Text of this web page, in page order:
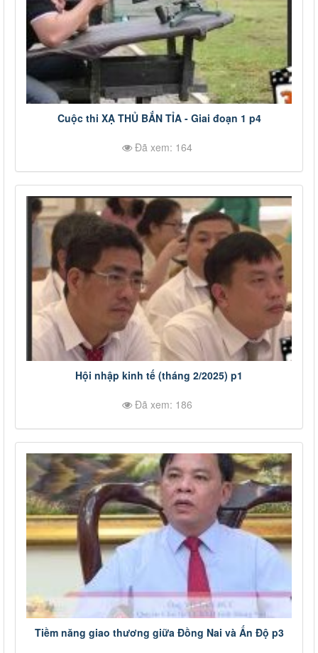
Cuộc thi XẠ THỦ BẮN TỈA - Giai đoạn 1 p4
Đã xem: 164
Hội nhập kinh tế (tháng 2/2025) p1
Đã xem: 186
Tiềm năng giao thương giữa Đồng Nai và Ấn Độ p3